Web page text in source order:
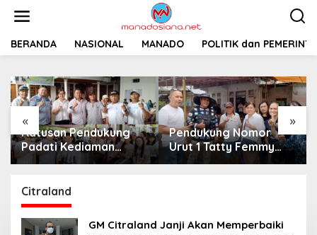
t
BERANDA NASIONAL MANADO POLITIK dan
« »
Ratusan Pendukung
Padati Kediaman
Cristy Toar Nomor
Dukungan Penuh
Kepada Calon Hukum
Tua Walantakan
Pendukung Nomor
Urut 1 Tatty Femmy
Pangkey Berikan
Citraland
GM Citraland Janji Akan Memperbaiki